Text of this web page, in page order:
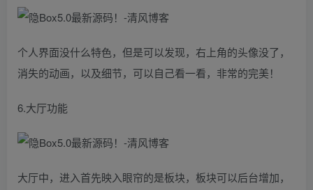
个人界面没什么特色，但是可以发现，右上角的头像没了，
消失的动画，以及细节，可以自己看一看，非常的完美！
6.大厅功能
大厅中，进入首先映入眼帘的是板块，板块可以后台增加，